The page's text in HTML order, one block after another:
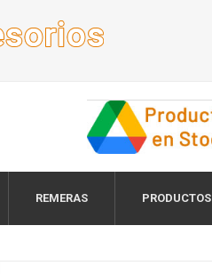
REMERAS PRODUCTOS